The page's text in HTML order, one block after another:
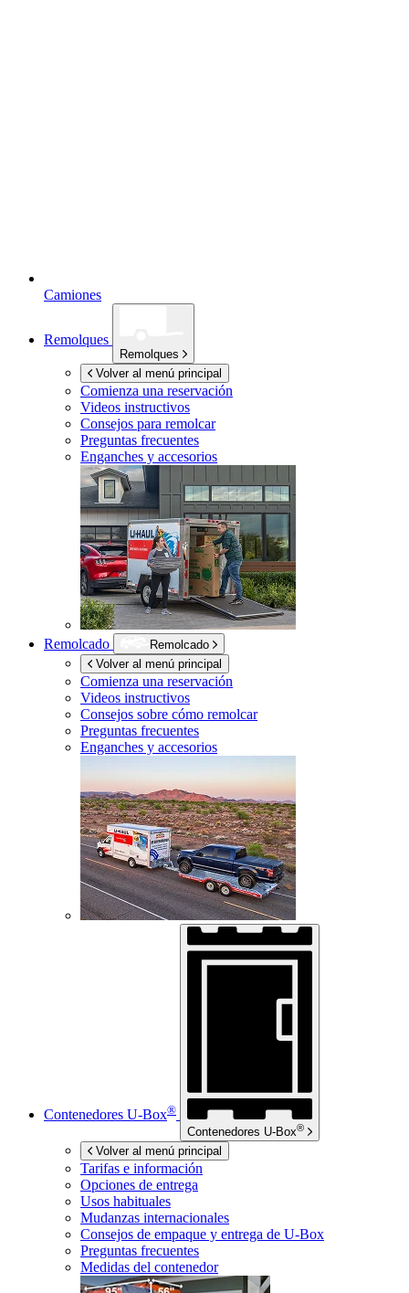
Camiones
Remolques
Remolques
Volver al menú principal
Comienza una reservación
Videos instructivos
Consejos para remolcar
Preguntas frecuentes
Enganches y accesorios
Remolcado
Remolcado
Volver al menú principal
Comienza una reservación
Videos instructivos
Consejos sobre cómo remolcar
Preguntas frecuentes
Enganches y accesorios
Contenedores U-Box®
Contenedores U-Box®
Volver al menú principal
Tarifas e información
Opciones de entrega
Usos habituales
Mudanzas internacionales
Consejos de empaque y entrega de U-Box
Preguntas frecuentes
Medidas del contenedor